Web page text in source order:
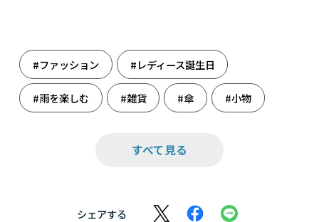
#ファッション #レディース誕生日
#雨を楽しむ #雑貨 #傘 #小物
すべて見る
シェアする